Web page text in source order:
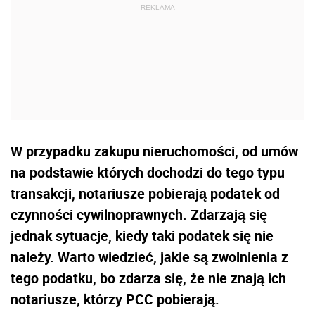
W przypadku zakupu nieruchomości, od umów
na podstawie których dochodzi do tego typu
transakcji, notariusze pobierają podatek od
czynności cywilnoprawnych. Zdarzają się
jednak sytuacje, kiedy taki podatek się nie
należy. Warto wiedzieć, jakie są zwolnienia z
tego podatku, bo zdarza się, że nie znają ich
notariusze, którzy PCC pobierają.